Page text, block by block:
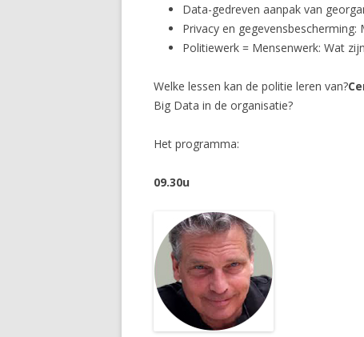
Data-gedreven aanpak van
Privacy en
Politiewerk = Mensenwerk: Wat
Welke lessen kan de politie leren van?
Big Data in de organisatie?
Het programma:
09.30u